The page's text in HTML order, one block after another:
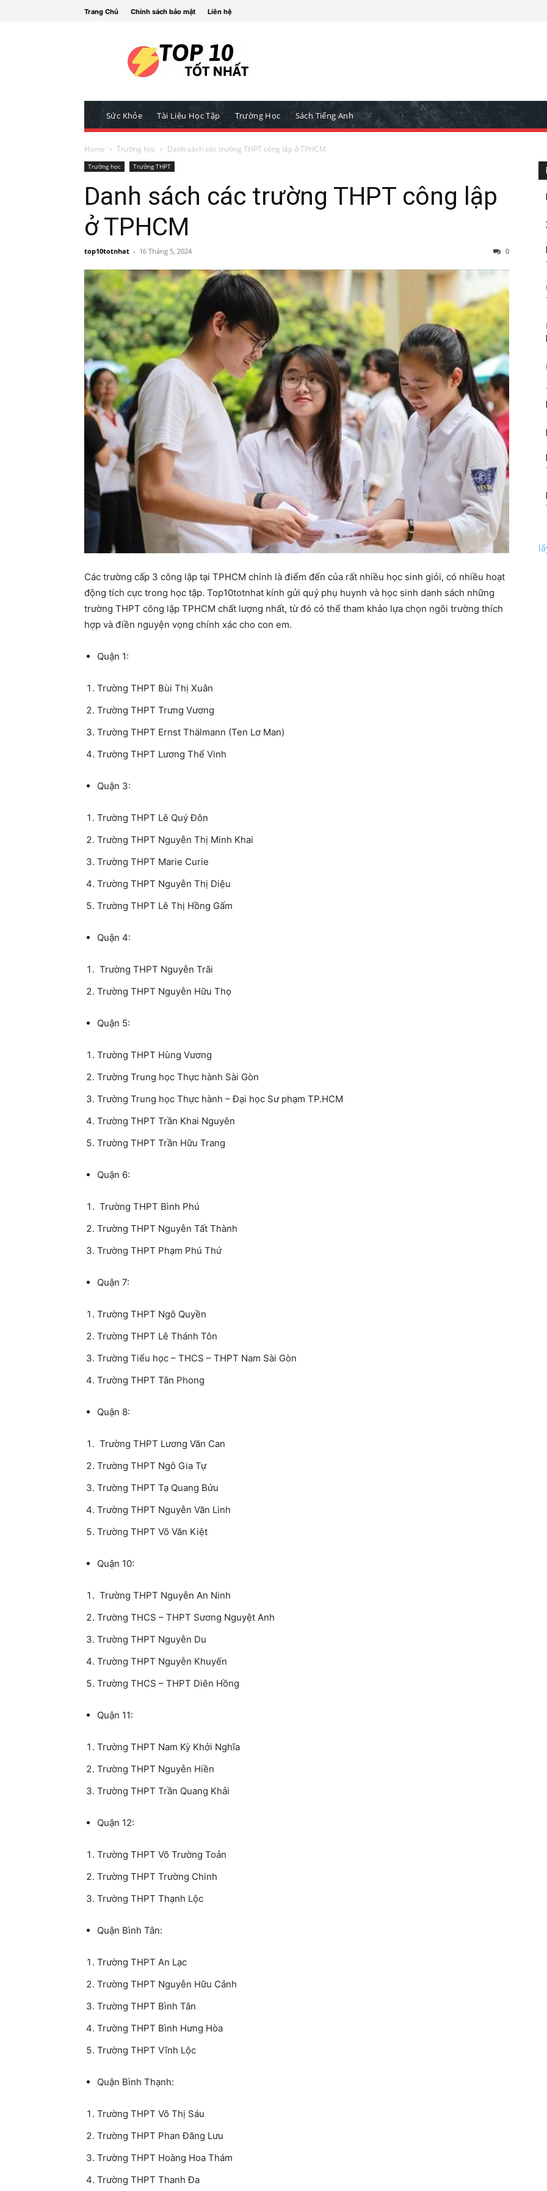
Trang Chủ Chính sách bảo mật Liên hệ
Sức Khỏe Tài Liệu Học Tập Trường Học Sách Tiếng Anh
Home Trường học Danh sách các trường THPT công lập ở TPHCM
Trường học Trường THPT
Danh sách các trường THPT công lập
ở TPHCM
top10totnhat - 16 Tháng 5, 2024 0
Các trường cấp 3 công lập tại TPHCM chính là điểm đến của rất nhiều học sinh giỏi, có nhiều hoạt
động tích cực trong học tập. Top10totnhat kính gửi quý phụ huynh và học sinh danh sách những
trường THPT công lập TPHCM chất lượng nhất, từ đó có thể tham khảo lựa chọn ngôi trường thích
hợp và điền nguyện vọng chính xác cho con em.
Quận 1:
Trường THPT Bùi Thị Xuân
Trường THPT Trưng Vương
Trường THPT Ernst Thälmann (Ten Lơ Man)
Trường THPT Lương Thế Vinh
Quận 3:
Trường THPT Lê Quý Đôn
Trường THPT Nguyễn Thị Minh Khai
Trường THPT Marie Curie
Trường THPT Nguyễn Thị Diệu
Trường THPT Lê Thị Hồng Gấm
Quận 4:
Trường THPT Nguyễn Trãi
Trường THPT Nguyễn Hữu Thọ
Quận 5:
Trường THPT Hùng Vương
Trường Trung học Thực hành Sài Gòn
Trường Trung học Thực hành – Đại học Sư phạm TP.HCM
Trường THPT Trần Khai Nguyên
Trường THPT Trần Hữu Trang
Quận 6:
Trường THPT Bình Phú
Trường THPT Nguyễn Tất Thành
Trường THPT Phạm Phú Thứ
Quận 7:
Trường THPT Ngô Quyền
Trường THPT Lê Thánh Tôn
Trường Tiểu học – THCS – THPT Nam Sài Gòn
Trường THPT Tân Phong
Quận 8:
Trường THPT Lương Văn Can
Trường THPT Ngô Gia Tự
Trường THPT Tạ Quang Bửu
Trường THPT Nguyễn Văn Linh
Trường THPT Võ Văn Kiệt
Quận 10:
Trường THPT Nguyễn An Ninh
Trường THCS – THPT Sương Nguyệt Anh
Trường THPT Nguyễn Du
Trường THPT Nguyễn Khuyến
Trường THCS – THPT Diên Hồng
Quận 11:
Trường THPT Nam Kỳ Khởi Nghĩa
Trường THPT Nguyễn Hiền
Trường THPT Trần Quang Khải
Quận 12:
Trường THPT Võ Trường Toản
Trường THPT Trường Chinh
Trường THPT Thạnh Lộc
Quận Bình Tân:
Trường THPT An Lạc
Trường THPT Nguyễn Hữu Cảnh
Trường THPT Bình Tân
Trường THPT Bình Hưng Hòa
Trường THPT Vĩnh Lộc
Quận Bình Thạnh:
Trường THPT Võ Thị Sáu
Trường THPT Phan Đăng Lưu
Trường THPT Hoàng Hoa Thám
Trường THPT Thanh Đa